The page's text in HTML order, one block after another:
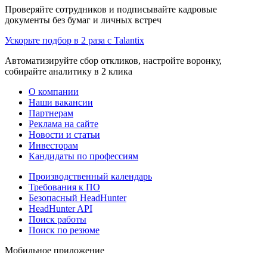
Проверяйте сотрудников и подписывайте кадровые
документы без бумаг и личных встреч
Ускорьте подбор в 2 раза с Talantix
Автоматизируйте сбор откликов, настройте воронку,
собирайте аналитику в 2 клика
О компании
Наши вакансии
Партнерам
Реклама на сайте
Новости и статьи
Инвесторам
Кандидаты по профессиям
Производственный календарь
Требования к ПО
Безопасный HeadHunter
HeadHunter API
Поиск работы
Поиск по резюме
Мобильное приложение